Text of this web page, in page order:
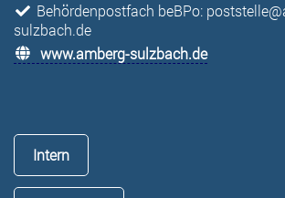
Behördenpostfach beBPo:
sulzbach.de
www.amberg-sulzbach.de
Intern